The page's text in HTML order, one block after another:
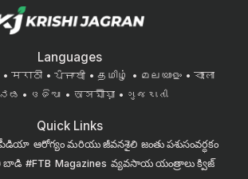
Languages
मराठी ਪੰਜਾਬੀ தமிழ் മലയാളം
বাংলা
ଓଡିଆ অসমীয়া ગુજરાતી
Quick Links
ఆరోగ్యం మరియు జీవనశైలి జంతు పశుసంవర్ధకం
బాడి #FTB Magazines వ్యవసాయ యంత్రాలు క్విజ్